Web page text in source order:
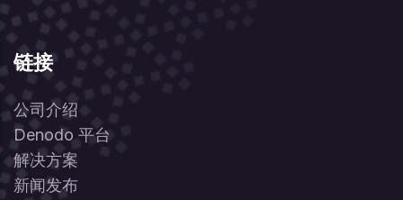
链接
公司介绍
Denodo 平台
解决方案
新闻发布